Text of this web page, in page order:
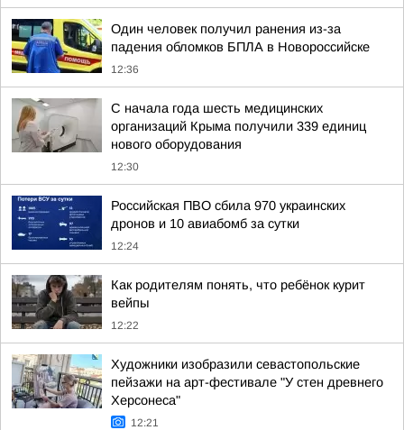
Один человек получил ранения из-за
падения обломков БПЛА в Новороссийске
12:36
С начала года шесть медицинских
организаций Крыма получили 339 единиц
нового оборудования
12:30
Российская ПВО сбила 970 украинских
дронов и 10 авиабомб за сутки
12:24
Как родителям понять, что ребёнок курит
вейпы
12:22
Художники изобразили севастопольские
пейзажи на арт-фестивале "У стен древнего
Херсонеса"
12:21